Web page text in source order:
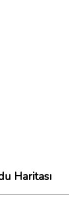
Haritası